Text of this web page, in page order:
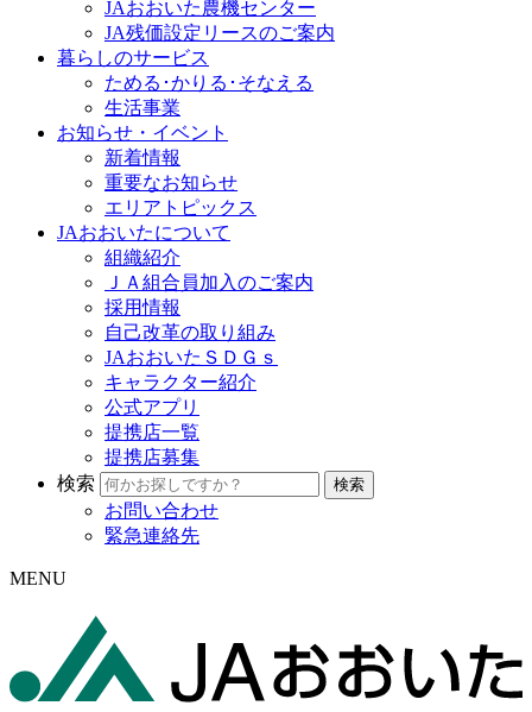
JAおおいた農機センター
JA残価設定リースのご案内
暮らしのサービス
ためる･かりる･そなえる
生活事業
お知らせ・イベント
新着情報
重要なお知らせ
エリアトピックス
JAおおいたについて
組織紹介
ＪＡ組合員加入のご案内
採用情報
自己改革の取り組み
JAおおいたＳＤＧｓ
キャラクター紹介
公式アプリ
提携店一覧
提携店募集
検索
お問い合わせ
緊急連絡先
MENU